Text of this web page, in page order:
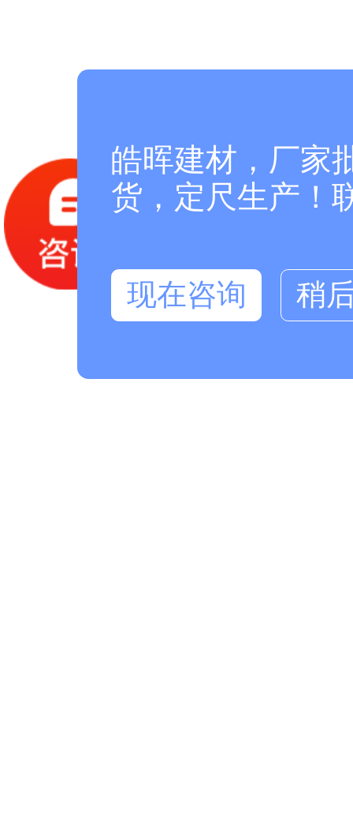
皓晖建材，厂家
货，定尺生产！
现在咨询 稍